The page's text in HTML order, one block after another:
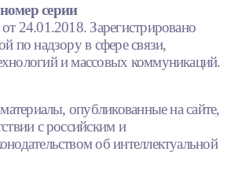
серии
24.01.2018. Зарегистрировано
по надзору в сфере связи,
и массовых коммуникаций.
опубликованные на сайте,
с российским и
об интеллектуальной